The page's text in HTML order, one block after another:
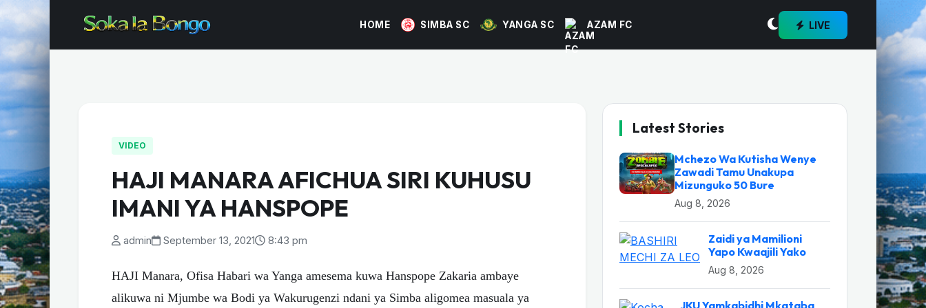
HOME SIMBA SC YANGA SC AZAM FC LIVE
VIDEO
HAJI MANARA AFICHUA SIRI KUHUSU
IMANI YA HANSPOPE
admin September 13, 2021 8:43 pm
HAJI Manara, Ofisa Habari wa Yanga amesema kuwa Hanspope Zakaria ambaye
alikuwa ni Mjumbe wa Bodi ya Wakurugenzi ndani ya Simba aligomea masuala ya
Latest Stories
Mchezo Wa Kutisha Wenye
Zawadi Tamu Unakupa
Mizunguko 50 Bure
Aug 8, 2026
Zaidi ya Mamilioni
Yapo Kwaajili Yako
Aug 8, 2026
JKU Yamkabidhi Mkataba